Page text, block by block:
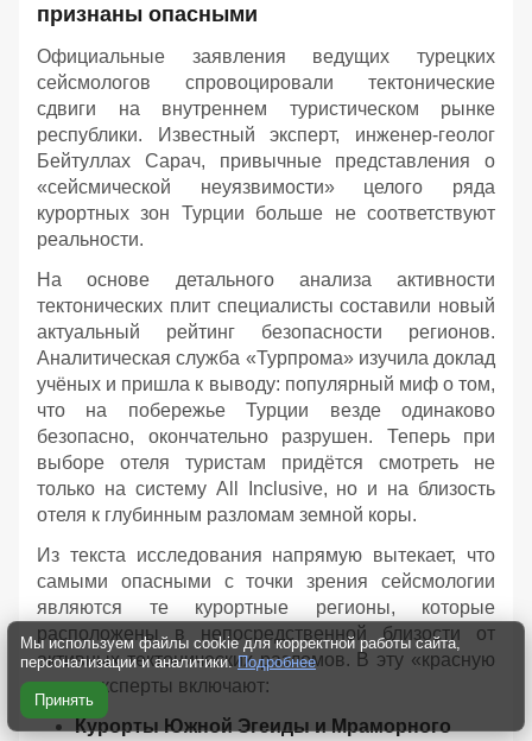
признаны опасными
Официальные заявления ведущих турецких
сейсмологов спровоцировали тектонические
сдвиги на внутреннем туристическом рынке
республики. Известный эксперт, инженер-геолог
Бейтуллах Сарач, привычные представления о
«сейсмической неуязвимости» целого ряда
курортных зон Турции больше не соответствуют
реальности.
На основе детального анализа активности
тектонических плит специалисты составили новый
актуальный рейтинг безопасности регионов.
Аналитическая служба «Турпрома» изучила доклад
учёных и пришла к выводу: популярный миф о том,
что на побережье Турции везде одинаково
безопасно, окончательно разрушен. Теперь при
выборе отеля туристам придётся смотреть не
только на систему All Inclusive, но и на близость
отеля к глубинным разломам земной коры.
Из текста исследования напрямую вытекает, что
самыми опасными с точки зрения сейсмологии
являются те курортные регионы, которые
расположены в непосредственной близости от
активных тектонических разломов. В эту «красную
зону» эксперты включают:
Курорты Южной Эгеиды и Мраморного
Мы используем файлы cookie для корректной работы сайта,
персонализации и аналитики. Подробнее
Принять